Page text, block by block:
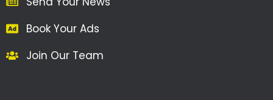
Book Your Ads
Join Our Team